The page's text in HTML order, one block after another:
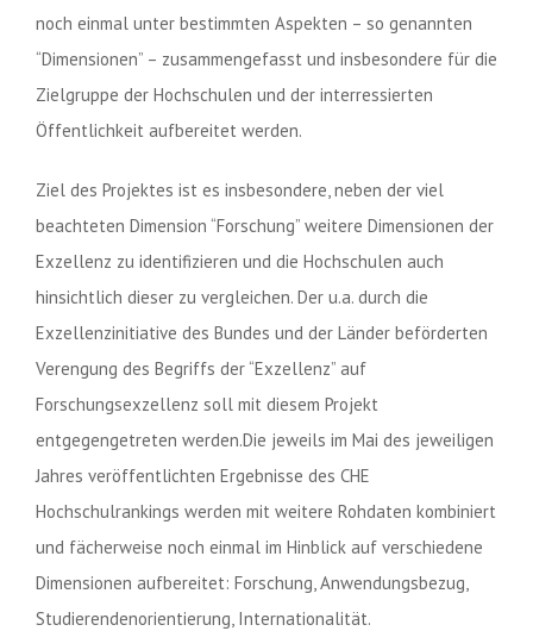
noch einmal unter bestimmten Aspekten – so genannten
“Dimensionen” – zusammengefasst und insbesondere für die
Zielgruppe der Hochschulen und der interressierten
Öffentlichkeit aufbereitet werden.
Ziel des Projektes ist es insbesondere, neben der viel
beachteten Dimension “Forschung” weitere Dimensionen der
Exzellenz zu identifizieren und die Hochschulen auch
hinsichtlich dieser zu vergleichen. Der u.a. durch die
Exzellenzinitiative des Bundes und der Länder beförderten
Verengung des Begriffs der “Exzellenz” auf
Forschungsexzellenz soll mit diesem Projekt
entgegengetreten werden.Die jeweils im Mai des jeweiligen
Jahres veröffentlichten Ergebnisse des CHE
Hochschulrankings werden mit weitere Rohdaten kombiniert
und fächerweise noch einmal im Hinblick auf verschiedene
Dimensionen aufbereitet: Forschung, Anwendungsbezug,
Studierendenorientierung, Internationalität.